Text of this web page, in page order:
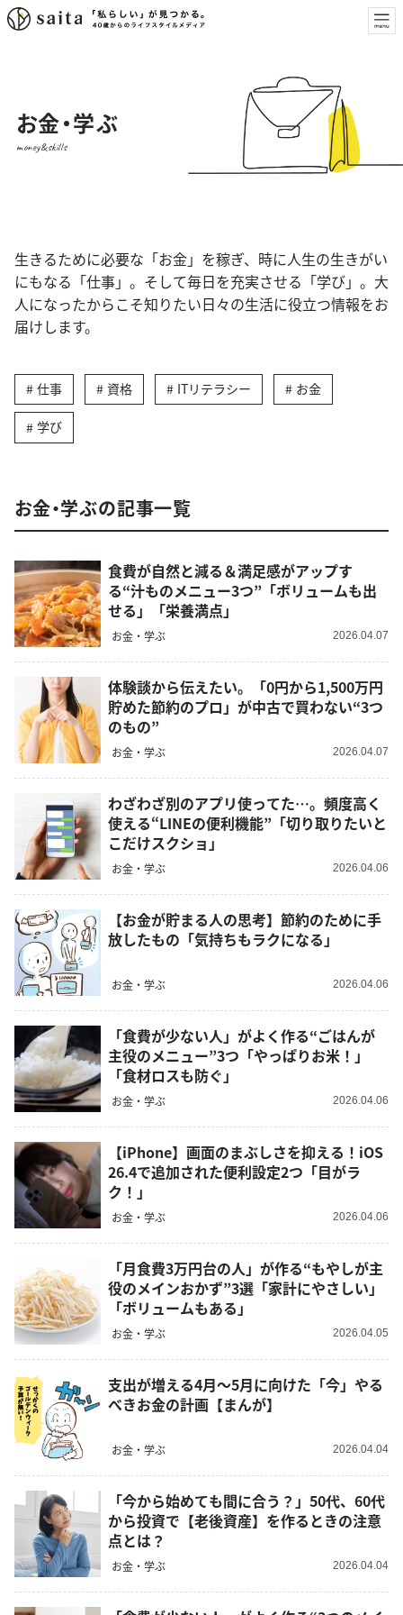
お金・学ぶ
money&skills
生きるために必要な「お金」を稼ぎ、時に人生の生きがい
にもなる「仕事」。そして毎日を充実させる「学び」。大
人になったからこそ知りたい日々の生活に役立つ情報をお
届けします。
仕事 資格 ITリテラシー お金
学び
お金・学ぶの記事一覧
食費が自然と減る＆満足感がアップす
る“汁ものメニュー3つ”「ボリュームも出
せる」「栄養満点」
お金・学ぶ 2026.04.07
体験談から伝えたい。「0円から1,500万円
貯めた節約のプロ」が中古で買わない“3つ
のもの”
お金・学ぶ 2026.04.07
わざわざ別のアプリ使ってた…。頻度高く
使える“LINEの便利機能”「切り取りたいと
こだけスクショ」
お金・学ぶ 2026.04.06
【お金が貯まる人の思考】節約のために手
放したもの「気持ちもラクになる」
お金・学ぶ 2026.04.06
「食費が少ない人」がよく作る“ごはんが
主役のメニュー”3つ「やっぱりお米！」
「食材ロスも防ぐ」
お金・学ぶ 2026.04.06
【iPhone】画面のまぶしさを抑える！iOS
26.4で追加された便利設定2つ「目がラ
ク！」
お金・学ぶ 2026.04.06
「月食費3万円台の人」が作る“もやしが主
役のメインおかず”3選「家計にやさしい」
「ボリュームもある」
お金・学ぶ 2026.04.05
支出が増える4月～5月に向けた「今」やる
べきお金の計画【まんが】
お金・学ぶ 2026.04.04
「今から始めても間に合う？」50代、60代
から投資で【老後資産】を作るときの注意
点とは？
お金・学ぶ 2026.04.04